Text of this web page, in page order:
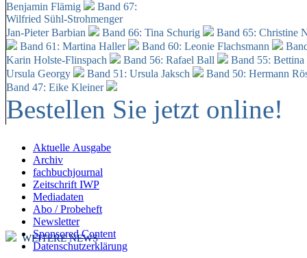
Benjamin Flämig
Band 67:
Wilfried Sühl-Strohmenger
Jan-Pieter Barbian
Band 66: Tina Schurig
Band 65: Christine
Band 61: Martina Haller
Band 60: Leonie Flachsmann
Karin Holste-Flinspach
Band 56: Rafael Ball
Band 55:
Ursula Georgy
Band 51: Ursula Jaksch Band 50: Hermann
Band 47: Eike Kleiner
Bestellen Sie jetzt online!
Aktuelle Ausgabe
Archiv
fachbuchjournal
Zeitschrift IWP
Mediadaten
Abo / Probeheft
Newsletter
Sponsored Content
Datenschutzerklärung
WEITERE NEWS